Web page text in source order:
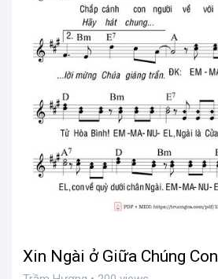
Xin Ngài ở Giữa Chúng Con